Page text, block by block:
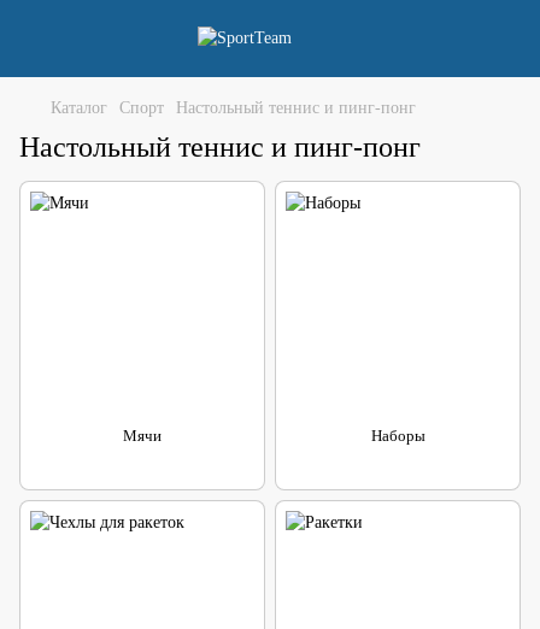
Каталог Спорт Настольный теннис и пинг-понг
Настольный теннис и пинг-понг
Мячи Наборы